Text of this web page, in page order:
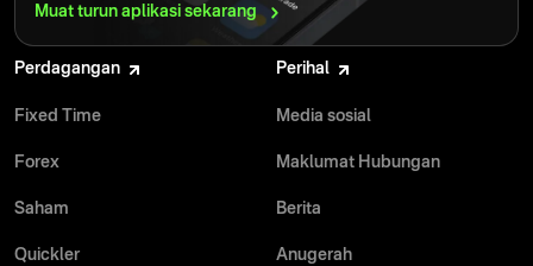
Muat turun aplikasi sekarang
Perdagangan
Fixed Time
Forex
Saham
Quickler
Perihal
Media sosial
Maklumat Hubungan
Berita
Anugerah